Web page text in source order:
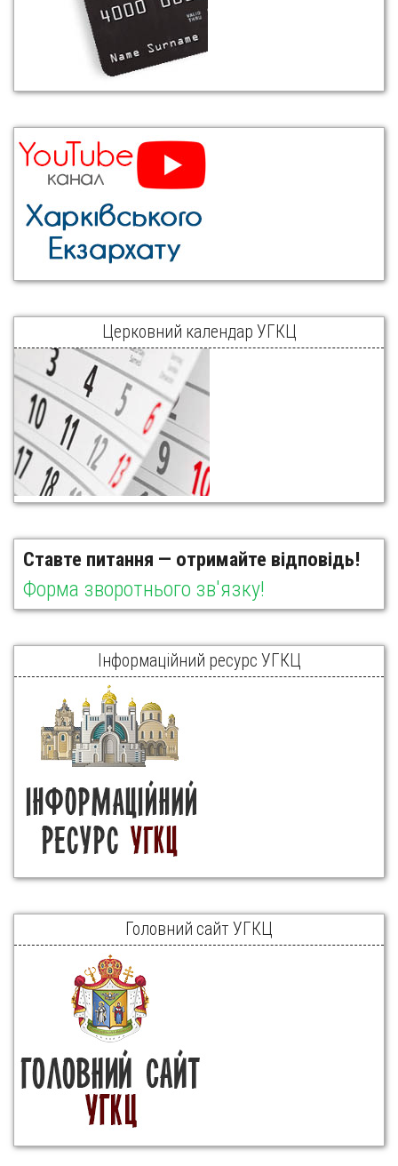
Церковний календар УГКЦ
Ставте питання — отримайте відповідь!
Форма зворотнього зв'язку!
Інформаційний ресурс УГКЦ
Головний сайт УГКЦ